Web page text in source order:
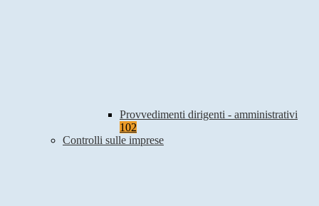
Provvedimenti dirigenti - amministrativi
102
Controlli sulle imprese